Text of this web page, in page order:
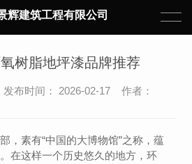
辉建筑工程有限公司
树脂地坪漆品牌推荐
布时间： 2026-02-17 作者：
，素有“中国的大博物馆”之称，蕴
在这样一个历史悠久的地方，环